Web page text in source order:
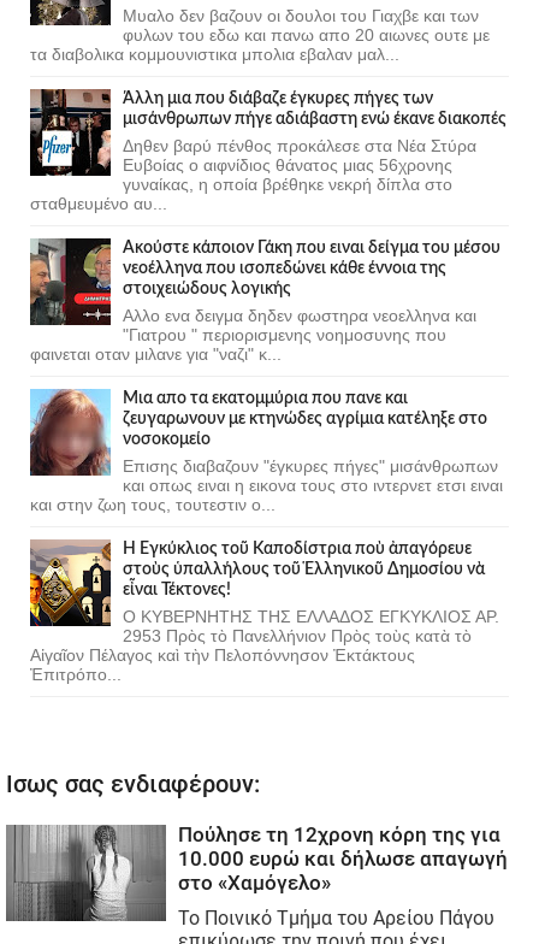
Μυαλο δεν βαζουν οι δουλοι του Γιαχβε και των
φυλων του εδω και πανω απο 20 αιωνες ουτε με
τα διαβολικα κομμουνιστικα μπολια εβαλαν μαλ...
Άλλη μια που διάβαζε έγκυρες πήγες των
μισάνθρωπων πήγε αδιάβαστη ενώ έκανε διακοπές
Δηθεν βαρύ πένθος προκάλεσε στα Νέα Στύρα
Ευβοίας ο αιφνίδιος θάνατος μιας 56χρονης
γυναίκας, η οποία βρέθηκε νεκρή δίπλα στο
σταθμευμένο αυ...
Ακούστε κάποιον Γάκη που ειναι δείγμα του μέσου
νεοέλληνα που ισοπεδώνει κάθε έννοια της
στοιχειώδους λογικής
Αλλο ενα δειγμα δηδεν φωστηρα νεοελληνα και
"Γιατρου " περιορισμενης νοημοσυνης που
φαινεται οταν μιλανε για "ναζι" κ...
Μια απο τα εκατομμύρια που πανε και
ζευγαρωνουν με κτηνώδες αγρίμια κατέληξε στο
νοσοκομείο
Επισης διαβαζουν "έγκυρες πήγες" μισάνθρωπων
και οπως ειναι η εικονα τους στο ιντερνετ ετσι ειναι
και στην ζωη τους, τουτεστιν ο...
Ἡ Ἐγκύκλιος τοῦ Καποδίστρια ποὺ ἀπαγόρευε
στοὺς ὑπαλλήλους τοῦ Ἑλληνικοῦ Δημοσίου νὰ
εἶναι Τέκτονες!
Ο ΚΥΒΕΡΝΗΤΗΣ ΤΗΣ ΕΛΛΑΔΟΣ ΕΓΚΥΚΛΙΟΣ ΑΡ.
2953 Πρὸς τὸ Πανελλήνιον Πρὸς τοὺς κατὰ τὸ
Αἰγαῖον Πέλαγος καὶ τὴν Πελοπόννησον Ἐκτάκτους
Ἐπιτρόπο...